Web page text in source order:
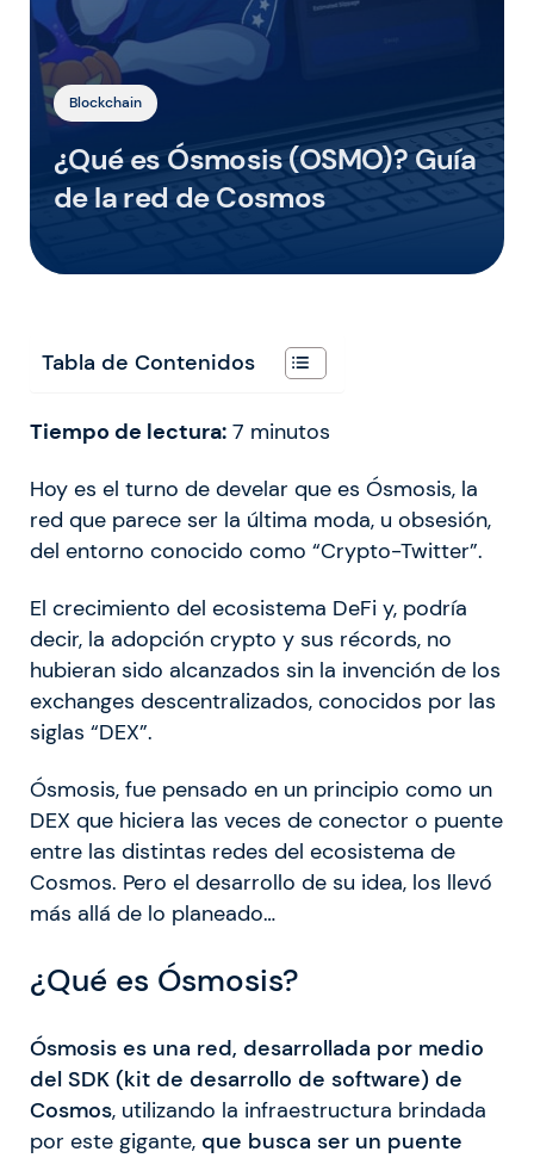
Blockchain
¿Qué es Ósmosis (OSMO)? Guía
de la red de Cosmos
Tabla de Contenidos
Tiempo de lectura: 7 minutos
Hoy es el turno de develar que es Ósmosis, la
red que parece ser la última moda, u obsesión,
del entorno conocido como “Crypto-Twitter”.
El crecimiento del ecosistema DeFi y, podría
decir, la adopción crypto y sus récords, no
hubieran sido alcanzados sin la invención de los
exchanges descentralizados, conocidos por las
siglas “DEX”.
Ósmosis, fue pensado en un principio como un
DEX que hiciera las veces de conector o puente
entre las distintas redes del ecosistema de
Cosmos. Pero el desarrollo de su idea, los llevó
más allá de lo planeado…
¿Qué es Ósmosis?
Ósmosis es una red, desarrollada por medio
del SDK (kit de desarrollo de software) de
Cosmos, utilizando la infraestructura brindada
por este gigante, que busca ser un puente